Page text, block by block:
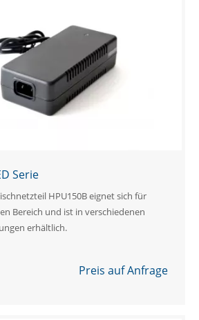
Serie
HPU150B eignet sich für
Bereich und ist in verschiedenen
erhältlich.
Preis auf Anfrage